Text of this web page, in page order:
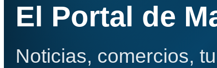
El Portal de
Noticias, comercios,